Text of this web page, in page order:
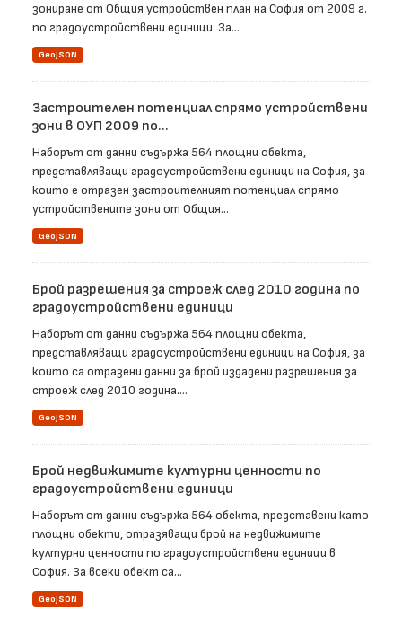
зониране от Общия устройствен план на София от 2009 г.
по градоустройствени единици. За...
GeoJSON
Застроителен потенциал спрямо устройствени
зони в ОУП 2009 по...
Наборът от данни съдържа 564 площни обекта,
представляващи градоустройствени единици на София, за
които е отразен застроителният потенциал спрямо
устройствените зони от Общия...
GeoJSON
Брой разрешения за строеж след 2010 година по
градоустройствени единици
Наборът от данни съдържа 564 площни обекта,
представляващи градоустройствени единици на София, за
които са отразени данни за брой издадени разрешения за
строеж след 2010 година....
GeoJSON
Брой недвижимите културни ценности по
градоустройствени единици
Наборът от данни съдържа 564 обекта, представени като
площни обекти, отразяващи брой на недвижимите
културни ценности по градоустройствени единици в
София. За всеки обект са...
GeoJSON